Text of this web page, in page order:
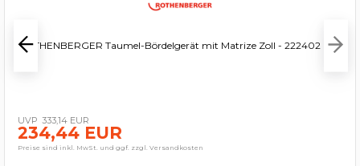
ROTHENBERGER Taumel-Bördelgerät mit Matrize Zoll - 222402
333,14 EUR
234,44 EUR
Preise sind inkl. MwSt. und ggf. zzgl. Versandkosten